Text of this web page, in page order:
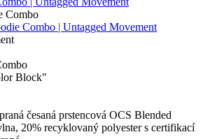
Combo | Untagged Movement
Block"
česaná prstencová OCS Blended
20% recyklovaný polyester s certifikací